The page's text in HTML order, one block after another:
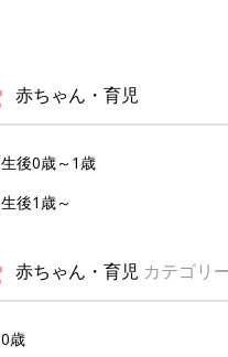
赤ちゃん・育児
生後0歳～1歳
生後1歳～
赤ちゃん・育児 カテゴリ
0歳